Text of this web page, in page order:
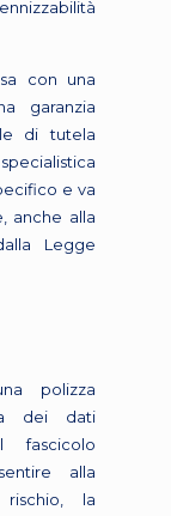
con una
garanzia
di tutela
e va
anche alla
Legge
polizza
dei dati
fascicolo
alla
la